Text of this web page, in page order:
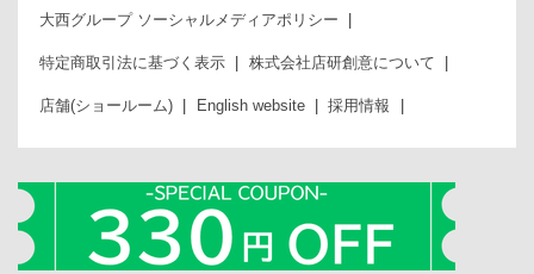
大西グループ ソーシャルメディアポリシー
特定商取引法に基づく表示 株式会社店研創意について
店舗(ショールーム) English website 採用情報